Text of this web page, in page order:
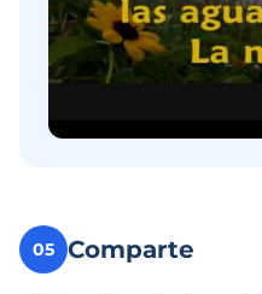
05 Comparte